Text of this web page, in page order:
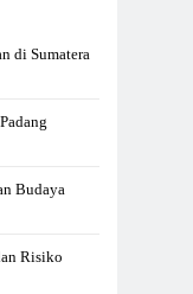
di Sumatera
Budaya
Risiko